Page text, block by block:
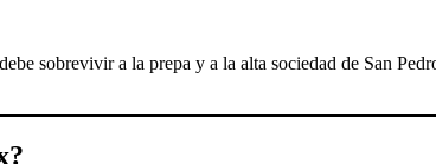
sobrevivir a la prepa y a la alta sociedad de San